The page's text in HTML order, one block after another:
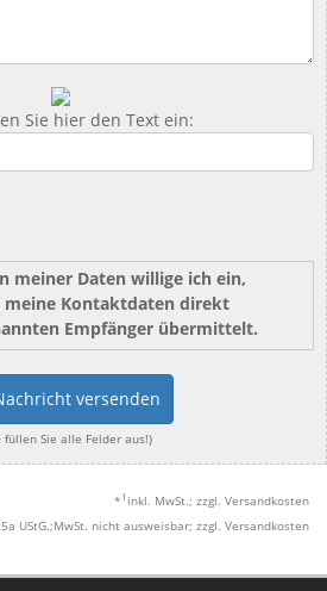
Sie hier den Text ein:
meiner Daten willige ich ein,
meine Kontaktdaten direkt
Empfänger übermittelt.
versenden
füllen Sie alle Felder aus!)
* 1 inkl. MwSt.; zzgl. Versandkosten
UStG.;MwSt. nicht ausweisbar; zzgl. Versandkosten